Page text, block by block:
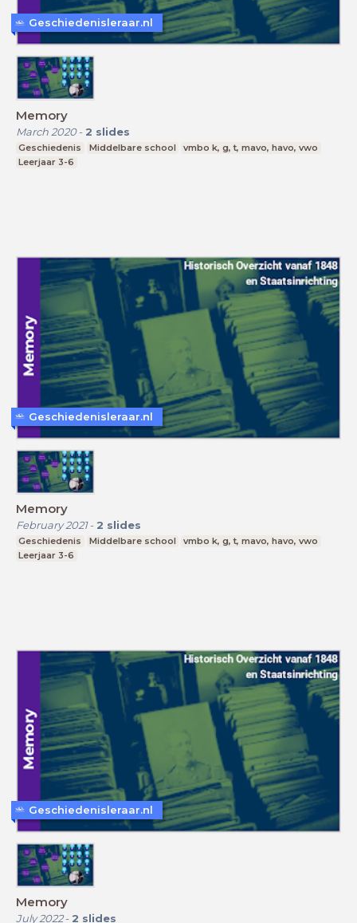
Memory
March 2020- 2 slides
Geschiedenis Middelbare school
vmbo k, g, t, mavo, havo, vwo
Leerjaar 3-6
Geschiedenisleraar.nl
Memory
February 2021- 2 slides
Geschiedenis Middelbare school
vmbo k, g, t, mavo, havo, vwo
Leerjaar 3-6
Geschiedenisleraar.nl
Memory
July 2022- 2 slides
Geschiedenisleraar.nl